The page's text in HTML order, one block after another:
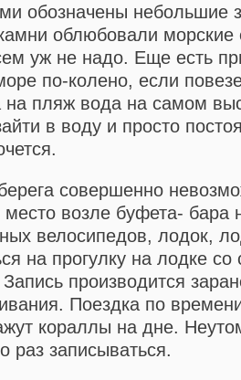
обозначены небольшие
облюбовали морские
уж не надо. Еще есть
по-колено, если
на пляж вода на самом
в воду и просто
совершенно
возле буфета- бара
велосипедов, лодок,
на прогулку на лодке
производится
Поездка по
кораллы на дне.
раз записываться.